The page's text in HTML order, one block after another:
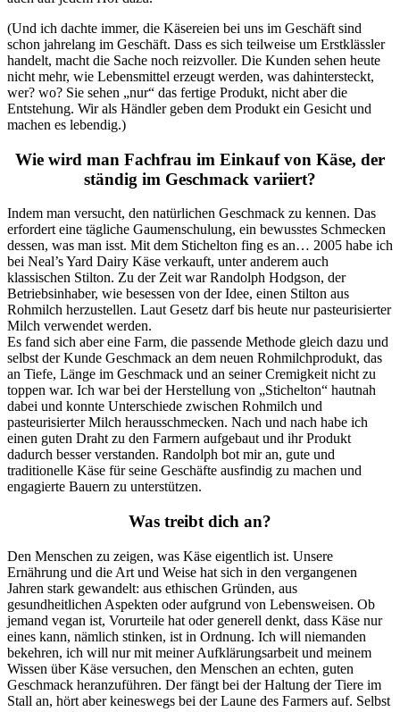
(Und ich dachte immer, die Käsereien bei uns im Geschäft sind
schon jahrelang im Geschäft. Dass es sich teilweise um Erstklässler
handelt, macht die Sache noch reizvoller. Die Kunden sehen heute
nicht mehr, wie Lebensmittel erzeugt werden, was dahintersteckt,
wer? wo? Sie sehen „nur“ das fertige Produkt, nicht aber die
Entstehung. Wir als Händler geben dem Produkt ein Gesicht und
machen es lebendig.)
Wie wird man Fachfrau im Einkauf von Käse, der
ständig im Geschmack variiert?
Indem man versucht, den natürlichen Geschmack zu kennen. Das
erfordert eine tägliche Gaumenschulung, ein bewusstes Schmecken
dessen, was man isst. Mit dem Stichelton fing es an… 2005 habe ich
bei Neal’s Yard Dairy Käse verkauft, unter anderem auch
klassischen Stilton. Zu der Zeit war Randolph Hodgson, der
Betriebsinhaber, wie besessen von der Idee, einen Stilton aus
Rohmilch herzustellen. Laut Gesetz darf bis heute nur pasteurisierter
Milch verwendet werden.
Es fand sich aber eine Farm, die passende Methode gleich dazu und
selbst der Kunde Geschmack an dem neuen Rohmilchprodukt, das
an Tiefe, Länge im Geschmack und an seiner Cremigkeit nicht zu
toppen war. Ich war bei der Herstellung von „Stichelton“ hautnah
dabei und konnte Unterschiede zwischen Rohmilch und
pasteurisierter Milch herausschmecken. Nach und nach habe ich
einen guten Draht zu den Farmern aufgebaut und ihr Produkt
dadurch besser verstanden. Randolph bot mir an, gute und
traditionelle Käse für seine Geschäfte ausfindig zu machen und
engagierte Bauern zu unterstützen.
Was treibt dich an?
Den Menschen zu zeigen, was Käse eigentlich ist. Unsere
Ernährung und die Art und Weise hat sich in den vergangenen
Jahren stark gewandelt: aus ethischen Gründen, aus
gesundheitlichen Aspekten oder aufgrund von Lebensweisen. Ob
jemand vegan ist, Vorurteile hat oder generell denkt, dass Käse nur
eines kann, nämlich stinken, ist in Ordnung. Ich will niemanden
bekehren, ich will nur mit meiner Aufklärungsarbeit und meinem
Wissen über Käse versuchen, den Menschen an echten, guten
Geschmack heranzuführen. Der fängt bei der Haltung der Tiere im
Stall an, hört aber keineswegs bei der Laune des Farmers auf. Selbst